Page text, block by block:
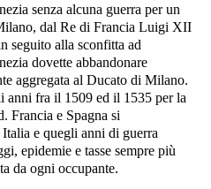
senza alcuna guerra per un
dal Re di Francia Luigi XII
seguito alla sconfitta ad
dovette abbandonare
aggregata al Ducato di Milano.
fra il 1509 ed il 1535 per la
Francia e Spagna si
e quegli anni di guerra
epidemie e tasse sempre più
da ogni occupante.